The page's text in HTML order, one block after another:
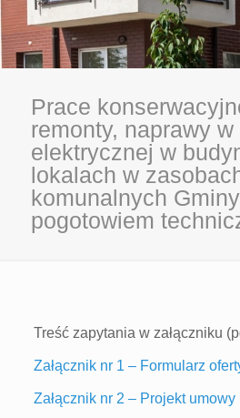
Prace
remonty, naprawy
elektrycznej w
lokalach w
komunalnych
pogotowiem
Treść zapytania w załączniku
Załącznik nr 1 – Formularz
Załącznik nr 2 – Projekt umowy